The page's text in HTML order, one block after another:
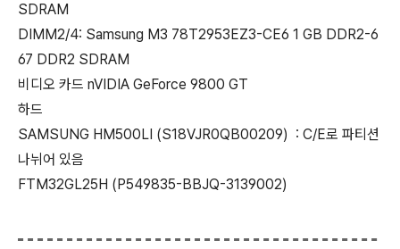
SDRAM
DIMM2/4: Samsung M3 78T2953EZ3-CE6 1 GB DDR2-6
67 DDR2 SDRAM
비디오 카드 nVIDIA GeForce 9800 GT
하드
SAMSUNG HM500LI (S18VJR0QB00209) : C/E로 파티션
나뉘어 있음
FTM32GL25H (P549835-BBJQ-3139002)